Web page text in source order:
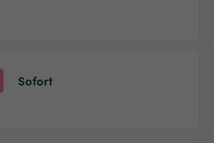
Sofort